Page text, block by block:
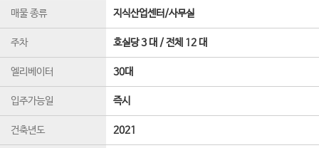
매물 종류 지식산업센터/사무실
주차 호실당 3 대 / 전체 12 대
엘리베이터 30대
입주가능일 즉시
건축년도 2021